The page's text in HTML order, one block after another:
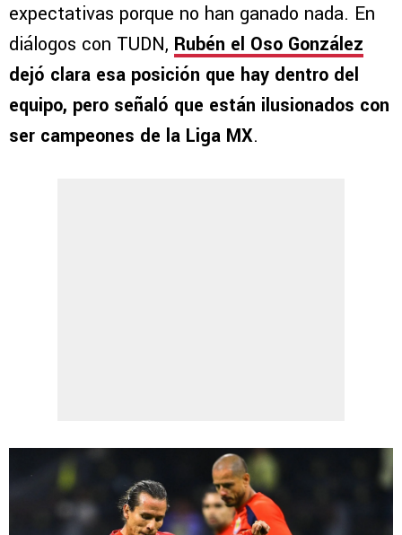
expectativas porque no han ganado nada. En
diálogos con TUDN, Rubén el Oso González
dejó clara esa posición que hay dentro del
equipo, pero señaló que están ilusionados con
ser campeones de la Liga MX.